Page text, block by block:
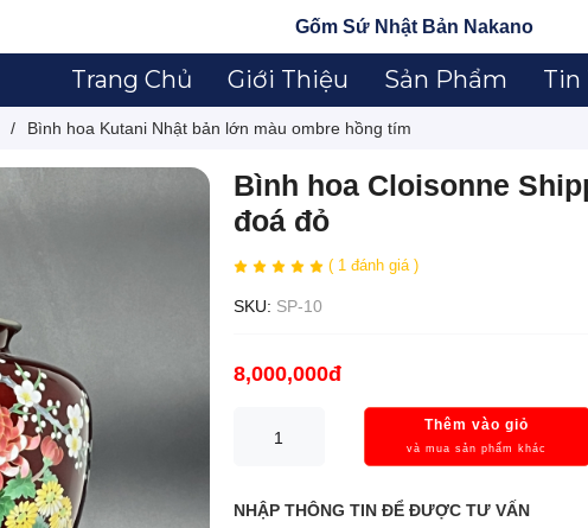
Gốm Sứ Nhật Bản Nakano
Trang Chủ Giới Thiệu Sản Phẩm Tin
/ Bình hoa Kutani Nhật bản lớn màu ombre hồng tím
Bình hoa Cloisonne
đoá đỏ
( 1 đánh giá )
SKU: SP-10
8,000,000đ
Thêm vào giỏ
và mua sản phẩm khác
NHẬP THÔNG TIN ĐỂ ĐƯỢC TƯ VẤN